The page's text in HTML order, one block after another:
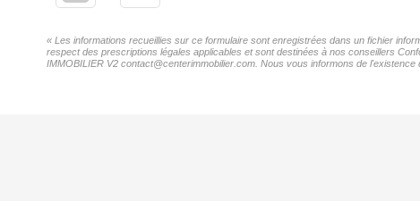
« Les informations recueillies sur ce formulaire sont enregistrées dans un fichier
respect des prescriptions légales applicables et sont destinées à nos conseillers
IMMOBILIER V2 contact@centerimmobilier.com. Nous vous informons de